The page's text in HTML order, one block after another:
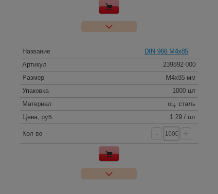
Название
DIN 966 M4x85
Артикул
239892-000
Размер
M4x85 мм
Упаковка
1000 шт
Материал
оц. сталь
Цена, руб.
1.29 / шт
Кол-во